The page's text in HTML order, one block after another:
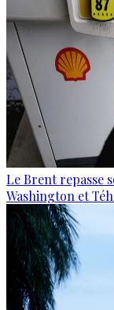
Le Brent repasse
Washington et